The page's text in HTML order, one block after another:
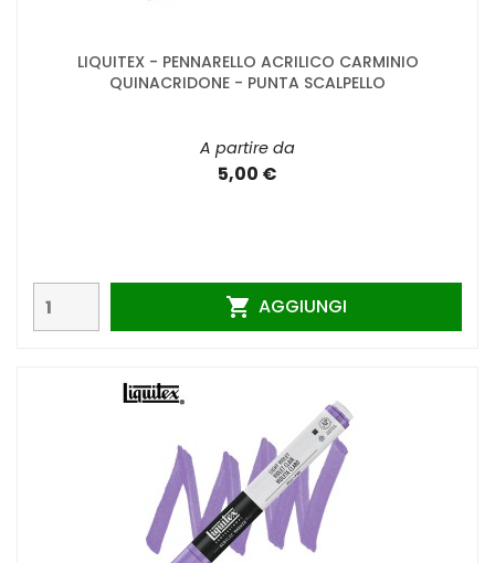
LIQUITEX - PENNARELLO ACRILICO CARMINIO
QUINACRIDONE - PUNTA SCALPELLO
A partire da
5,00 €
 AGGIUNGI